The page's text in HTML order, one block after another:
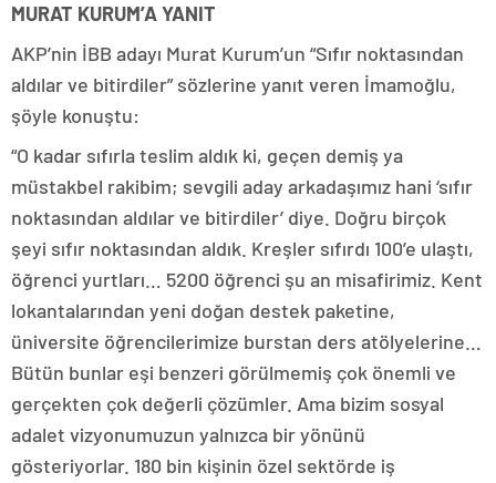
MURAT KURUM’A YANIT
AKP’nin İBB adayı Murat Kurum’un “Sıfır noktasından
aldılar ve bitirdiler” sözlerine yanıt veren İmamoğlu,
şöyle konuştu:
“O kadar sıfırla teslim aldık ki, geçen demiş ya
müstakbel rakibim; sevgili aday arkadaşımız hani ‘sıfır
noktasından aldılar ve bitirdiler’ diye. Doğru birçok
şeyi sıfır noktasından aldık. Kreşler sıfırdı 100’e ulaştı,
öğrenci yurtları… 5200 öğrenci şu an misafirimiz. Kent
lokantalarından yeni doğan destek paketine,
üniversite öğrencilerimize burstan ders atölyelerine…
Bütün bunlar eşi benzeri görülmemiş çok önemli ve
gerçekten çok değerli çözümler. Ama bizim sosyal
adalet vizyonumuzun yalnızca bir yönünü
gösteriyorlar. 180 bin kişinin özel sektörde iş